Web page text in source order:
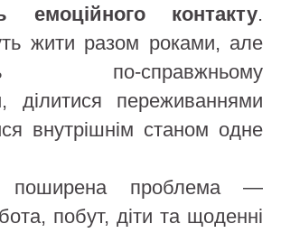
емоційного контакту.
жити разом роками, але
по-справжньому
ділитися переживаннями
внутрішнім станом одне
проблема —
побут, діти та щоденні